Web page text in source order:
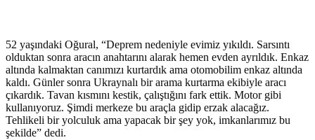
52 yaşındaki Oğural, “Deprem nedeniyle evimiz yıkıldı. Sarsıntı
olduktan sonra aracın anahtarını alarak hemen evden ayrıldık. Enkaz
altında kalmaktan canımızı kurtardık ama otomobilim enkaz altında
kaldı. Günler sonra Ukraynalı bir arama kurtarma ekibiyle aracı
çıkardık. Tavan kısmını kestik, çalıştığını fark ettik. Motor gibi
kullanıyoruz. Şimdi merkeze bu araçla gidip erzak alacağız.
Tehlikeli bir yolculuk ama yapacak bir şey yok, imkanlarımız bu
şekilde” dedi.